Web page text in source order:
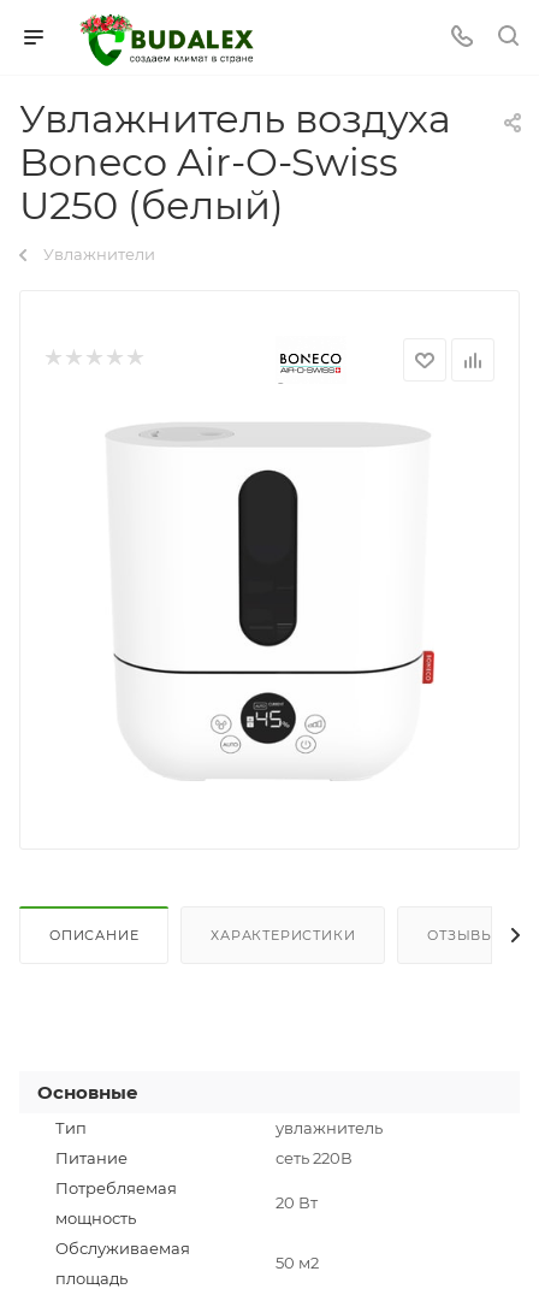
Увлажнитель воздуха
Boneco Air-O-Swiss
U250 (белый)
Увлажнители
ОПИСАНИЕ ХАРАКТЕРИСТИКИ ОТЗЫВЫ
Основные
Тип
увлажнитель
Питание
сеть 220В
Потребляемая
мощность
20 Вт
Обслуживаемая
площадь
50 м2